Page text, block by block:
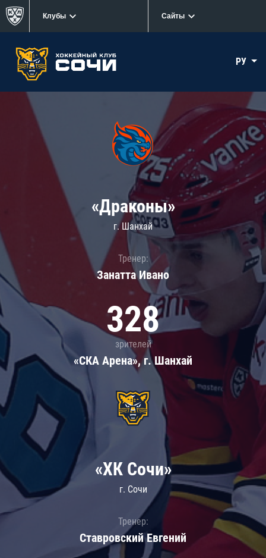
Клубы Сайты
РУ
«Драконы»
г. Шанхай
Тренер:
Занатта Иванo
328
зрителей
«СКА Арена», г. Шанхай
«ХК Сочи»
г. Сочи
Тренер:
Ставровский Евгений